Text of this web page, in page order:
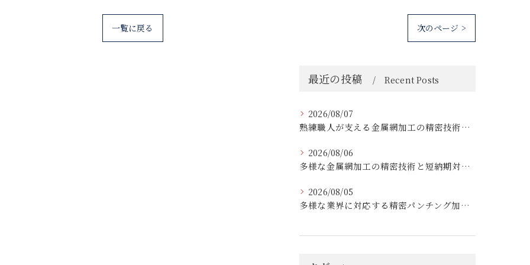
一覧に戻る 次のページ >
最近の投稿 Recent Posts
2026/08/07
熟練職人が支える金属網加工の精密技術と柔軟対応
2026/08/06
多様な金属網加工の精密技術と短納期対応の実例
2026/08/05
多様な業界に対応する精密パンチング加工の実践技術